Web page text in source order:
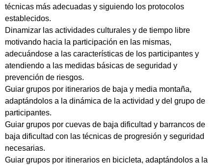
técnicas más adecuadas y siguiendo los protocolos
establecidos.
Dinamizar las actividades culturales y de tiempo libre
motivando hacia la participación en las mismas,
adecuándose a las características de los participantes y
atendiendo a las medidas básicas de seguridad y
prevención de riesgos.
Guiar grupos por itinerarios de baja y media montaña,
adaptándolos a la dinámica de la actividad y del grupo de
participantes.
Guiar grupos por cuevas de baja dificultad y barrancos de
baja dificultad con las técnicas de progresión y seguridad
necesarias.
Guiar grupos por itinerarios en bicicleta, adaptándolos a la